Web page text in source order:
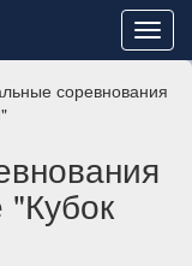
соревнования
"Кубок